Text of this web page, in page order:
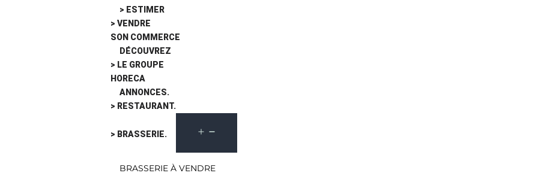
> ESTIMER
> VENDRE
SON COMMERCE
DÉCOUVREZ
> LE GROUPE
HORECA
ANNONCES.
> RESTAURANT.
> BRASSERIE.
BRASSERIE À VENDRE